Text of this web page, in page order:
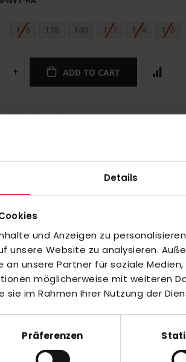
Details
und Anzeigen zu
unsere Website zu analysieren.
unsere Partner für soziale
möglicherweise mit weiteren
im Rahmen Ihrer Nutzung der
Präferenzen
116 128 140 152 164 176
ADD TO CART